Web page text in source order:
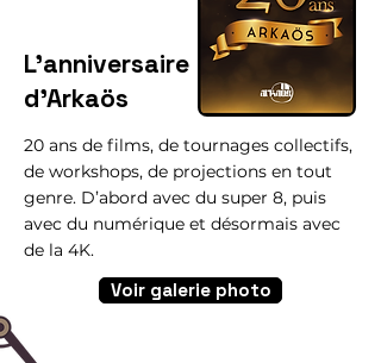
L'anniversaire
d'Arkaös
20 ans de films, de tournages collectifs,
de workshops, de projections en tout
genre. D’abord avec du super 8, puis
avec du numérique et désormais avec
de la 4K.
Voir galerie photo